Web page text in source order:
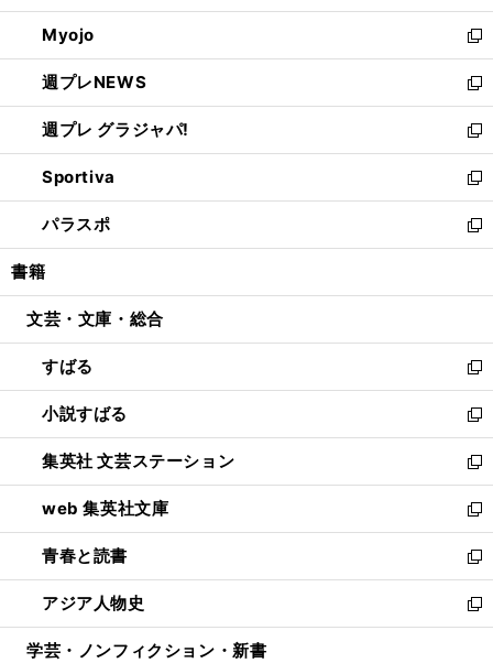
開
く
ウ
で
開
く
ン
ド
ウ
で
開
く
ウ
ィ
ン
ド
ウ
で
開
く
Myojo
新
し
い
ウ
ィ
ン
ド
ウ
で
開
週プレNEWS
新
し
い
ウ
ィ
ン
ド
ウ
開
週プレ グラジャパ!
新
し
い
ウ
ィ
ン
ウ
開
く
Sportiva
新
し
い
ウ
ン
ウ
で
開
く
パラスポ
新
し
ウ
ン
ド
ウ
で
開
く
書籍
文芸・文庫・総合
すばる
新
し
い
ウ
ィ
ン
ド
ウ
で
開
く
小説すばる
新
し
い
ウ
ィ
ン
ド
ウ
で
開
集英社 文芸ステーション
新
し
い
ウ
ィ
ン
ド
ウ
web 集英社文庫
新
し
い
ウ
ィ
ン
青春と読書
新
し
い
ウ
アジア人物史
新
し
学芸・ノンフィクション・新書